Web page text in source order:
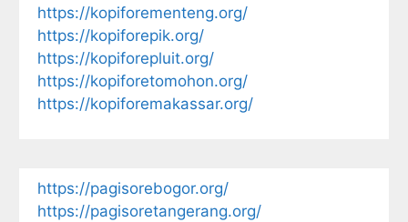
https://kopiforementeng.org/
https://kopiforepik.org/
https://kopiforepluit.org/
https://kopiforetomohon.org/
https://kopiforemakassar.org/
https://pagisorebogor.org/
https://pagisoretangerang.org/